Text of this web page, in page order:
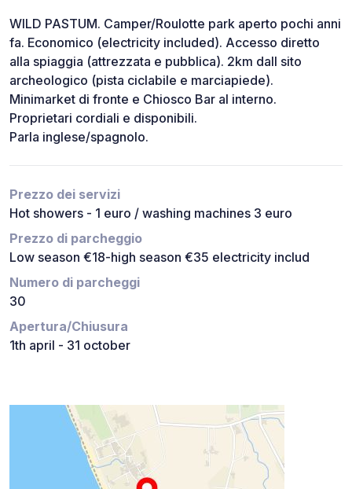
WILD PASTUM. Camper/Roulotte park aperto pochi anni
fa. Economico (electricity included). Accesso diretto
alla spiaggia (attrezzata e pubblica). 2km dall sito
archeologico (pista ciclabile e marciapiede).
Minimarket di fronte e Chiosco Bar al interno.
Proprietari cordiali e disponibili.
Parla inglese/spagnolo.
Prezzo dei servizi
Hot showers - 1 euro / washing machines 3 euro
Prezzo di parcheggio
Low season €18-high season €35 electricity includ
Numero di parcheggi
30
Apertura/Chiusura
1th april - 31 october